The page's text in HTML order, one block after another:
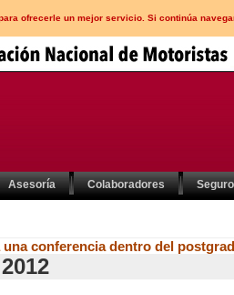
ofrecerle un mejor servicio. Si continúa
Asesoría Colaboradores
conferencia dentro del